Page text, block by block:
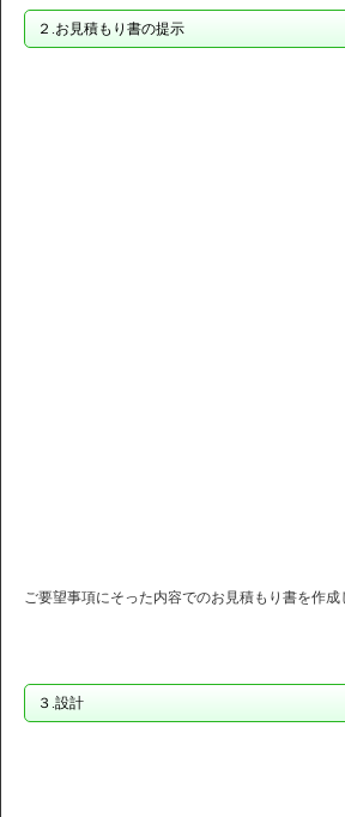
２.お見積もり書の提示
ご要望事項にそった内容でのお見積もり書を作
３.設計